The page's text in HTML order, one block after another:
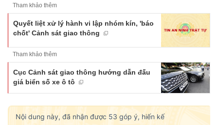
Tham khảo thêm
Quyết liệt xử lý hành vi lập nhóm kín, 'báo
chốt' Cảnh sát giao thông
Tham khảo thêm
Cục Cảnh sát giao thông hướng dẫn đấu
giá biển số xe ô tô
Nội dung này, đã nhận được 53 góp ý, hiến kế